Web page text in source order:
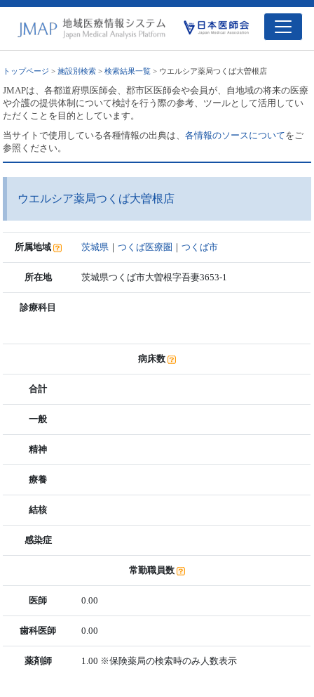
トップページ >施設別検索 >検索結果一覧 > ウエルシア薬局つくば大曽根店
JMAPは、各都道府県医師会、郡市区医師会や会員が、自地域の将来の医療
や介護の提供体制について検討を行う際の参考、ツールとして活用してい
ただくことを目的としています。
当サイトで使用している各種情報の出典は、各情報のソースについてをご
参照ください。
ウエルシア薬局つくば大曽根店
所属地域 茨城県 ｜つくば医療圏 ｜つくば市
所在地 茨城県つくば市大曽根字吾妻3653-1
診療科目
病床数
合計
一般
精神
療養
結核
感染症
常勤職員数
医師 0.00
歯科医師 0.00
薬剤師 1.00 ※保険薬局の検索時のみ人数表示